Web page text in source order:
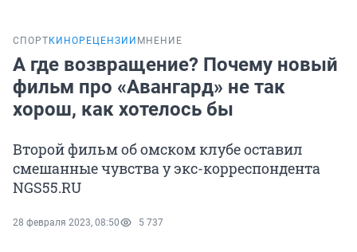
СПОРТ КИНОРЕЦЕНЗИИ МНЕНИЕ
А где возвращение? Почему новый
фильм про «Авангард» не так
хорош, как хотелось бы
Второй фильм об омском клубе оставил
смешанные чувства у экс-корреспондента
NGS55.RU
28 февраля 2023, 08:50 5 737